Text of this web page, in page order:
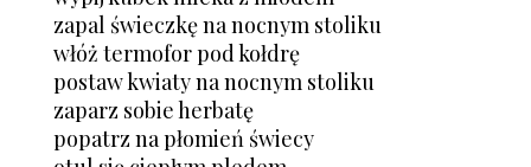
zapal świeczkę na nocnym stoliku
włóż termofor pod kołdrę
postaw kwiaty na nocnym stoliku
zaparz sobie herbatę
popatrz na płomień świecy